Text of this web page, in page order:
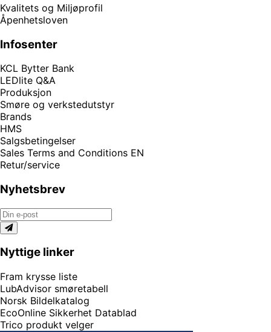
Kvalitets og Miljøprofil
Åpenhetsloven
Infosenter
KCL Bytter Bank
LEDlite Q&A
Produksjon
Smøre og verkstedutstyr
Brands
HMS
Salgsbetingelser
Sales Terms and Conditions EN
Retur/service
Nyhetsbrev
Nyttige linker
Fram krysse liste
LubAdvisor smøretabell
Norsk Bildelkatalog
EcoOnline Sikkerhet Datablad
Trico produkt velger